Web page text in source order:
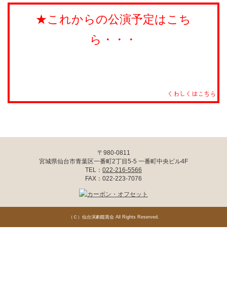
★これからの公演予定はこち
ら・・・
くわしくはこちら
〒980-0811
宮城県仙台市青葉区一番町2丁目5-5 一番町中央ビル4F
TEL： 022-216-5566
FAX：022-223-7076
（Ｃ） 仙台演劇鑑賞会All Rights Reserved.